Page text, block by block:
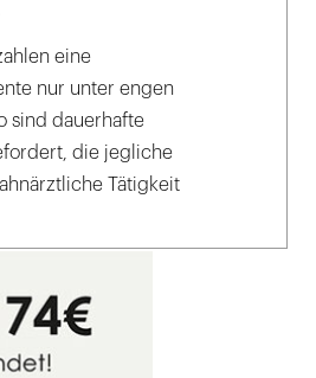
eine
nur unter engen
sind dauerhafte
die jegliche
Tätigkeit